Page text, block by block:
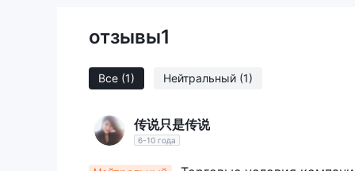
Poweroy Limitedне уточняет, какое торговое
инвесторов, которым не хватает опыта. если
Торговая платформа
что Poweroy Limited предоставляет не
Служба поддержки
отзывы1
Все (1) Нейтральный (1)
传说只是传说
6-10 года